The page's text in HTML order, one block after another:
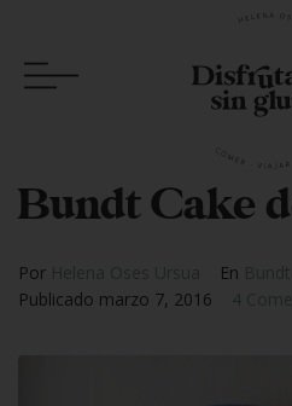
Bundt Cake
Por Helena Oses Ursua En
Publicado marzo 7, 2016 4